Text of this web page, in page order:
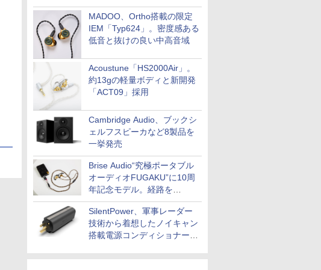
MADOO、Ortho搭載の限定
IEM「Typ624」。密度感ある
低音と抜けの良い中高音域
Acoustune「HS2000Air」。
約13gの軽量ボディと新開発
「ACT09」採用
Cambridge Audio、ブックシ
ェルフスピーカなど8製品を
一挙発売
Brise Audio“究極ポータブル
オーディオFUGAKU”に10周
年記念モデル。経路を
NISHIKIで統一。400万円
SilentPower、軍事レーダー
技術から着想したノイキャン
搭載電源コンディショナー